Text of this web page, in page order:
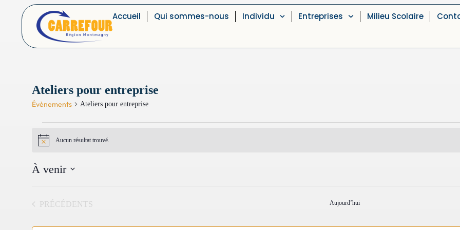
Accueil Qui sommes-nous Individu Entreprises Milieu Scolaire
Ateliers pour entreprise
Évènements Ateliers pour entreprise
Notice Aucun résultat trouvé.
À venir
date.ÉVÈNEMENTS
PRÉCÉDENTS Aujourd’hui